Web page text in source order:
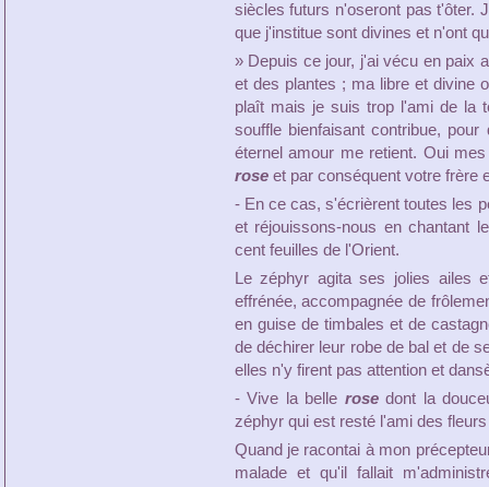
siècles futurs n'oseront pas t'ôter.
que j'institue sont divines et n'ont
» Depuis ce jour, j'ai vécu en paix
et des plantes ; ma libre et divine
plaît mais je suis trop l'ami de la
souffle bienfaisant contribue,
éternel amour me retient. Oui
roseet par conséquent votre frère
- En ce cas, s'écrièrent toutes les
et réjouissons-nous en chantant
cent feuilles de l'Orient.
Le zéphyr agita ses jolies ailes
effrénée, accompagnée de
en guise de timbales et de
de déchirer leur robe de bal et de
elles n'y firent pas attention et
- Vive la belle rosedont la
zéphyr qui est resté l'ami des fleurs
Quand je racontai à mon
malade et qu'il fallait